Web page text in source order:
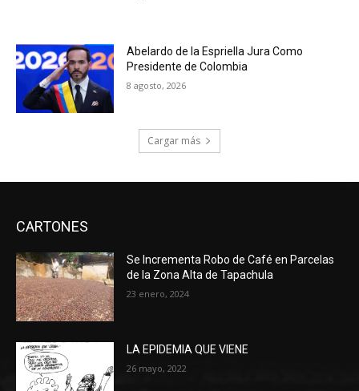
Abelardo de la Espriella Jura Como
Presidente de Colombia
8 agosto, 2026
Cargar más
CARTONES
Se Incrementa Robo de Café en Parcelas
de la Zona Alta de Tapachula
23 enero, 2024
LA EPIDEMIA QUE VIENE
26 mayo, 2022